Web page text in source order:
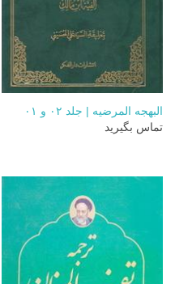
البهجه المرضیه | جلد ۰۲ و ۰۱
تماس بگیرید